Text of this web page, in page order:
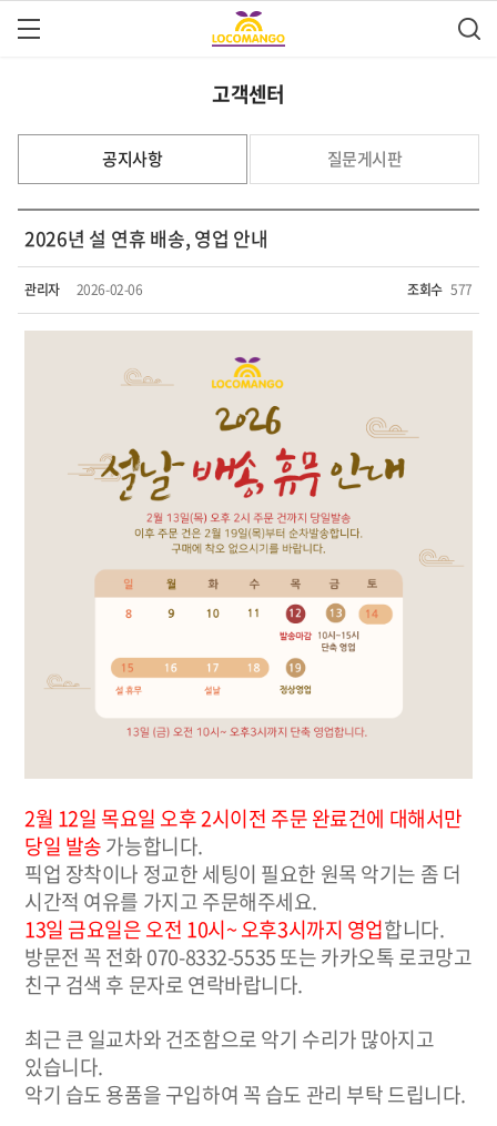
고객센터
공지사항 질문게시판
2026년 설 연휴 배송, 영업 안내
관리자 2026-02-06 조회수 577
2월 12일 목요일 오후 2시이전 주문 완료건에 대해서만
당일 발송가능합니다.
픽업 장착이나 정교한 세팅이 필요한 원목 악기는 좀 더
시간적 여유를 가지고 주문해주세요.
13일 금요일은 오전 10시~ 오후3시까지 영업합니다.
방문전 꼭 전화 070-8332-5535 또는 카카오톡 로코망고
친구 검색 후 문자로 연락바랍니다.
최근 큰 일교차와 건조함으로 악기 수리가 많아지고
있습니다.
악기 습도 용품을 구입하여 꼭 습도 관리 부탁 드립니다.